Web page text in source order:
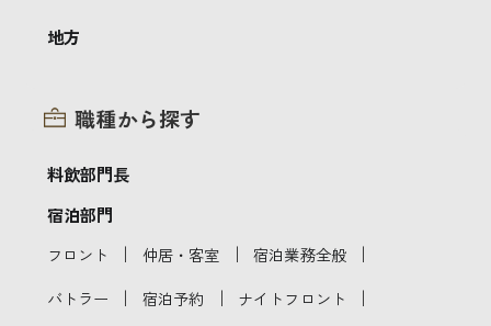
地方
職種から探す
料飲部門長
宿泊部門
フロント ｜ 仲居・客室 ｜ 宿泊業務全般 ｜
バトラー ｜ 宿泊予約 ｜ ナイトフロント ｜